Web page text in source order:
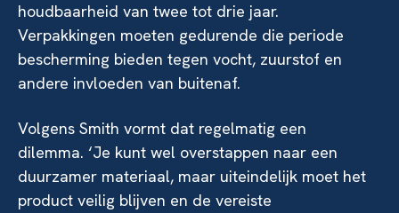
houdbaarheid van twee tot drie jaar.
Verpakkingen moeten gedurende die periode
bescherming bieden tegen vocht, zuurstof en
andere invloeden van buitenaf.
Volgens Smith vormt dat regelmatig een
dilemma. ‘Je kunt wel overstappen naar een
duurzamer materiaal, maar uiteindelijk moet het
product veilig blijven en de vereiste